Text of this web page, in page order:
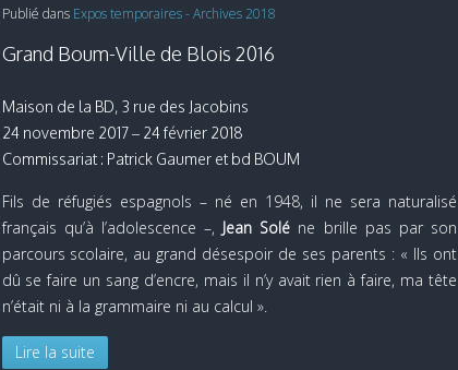
Publié dans Expos temporaires - Archives 2018
Grand Boum-Ville de Blois 2016
Maison de la BD, 3 rue des Jacobins
24 novembre 2017 – 24 février 2018
Commissariat : Patrick Gaumer et bd BOUM
Fils de réfugiés espagnols – né en 1948, il ne sera naturalisé
français qu’à l’adolescence –, Jean Solé ne brille pas par son
parcours scolaire, au grand désespoir de ses parents : « Ils ont
dû se faire un sang d’encre, mais il n’y avait rien à faire, ma tête
n’était ni à la grammaire ni au calcul ».
Lire la suite